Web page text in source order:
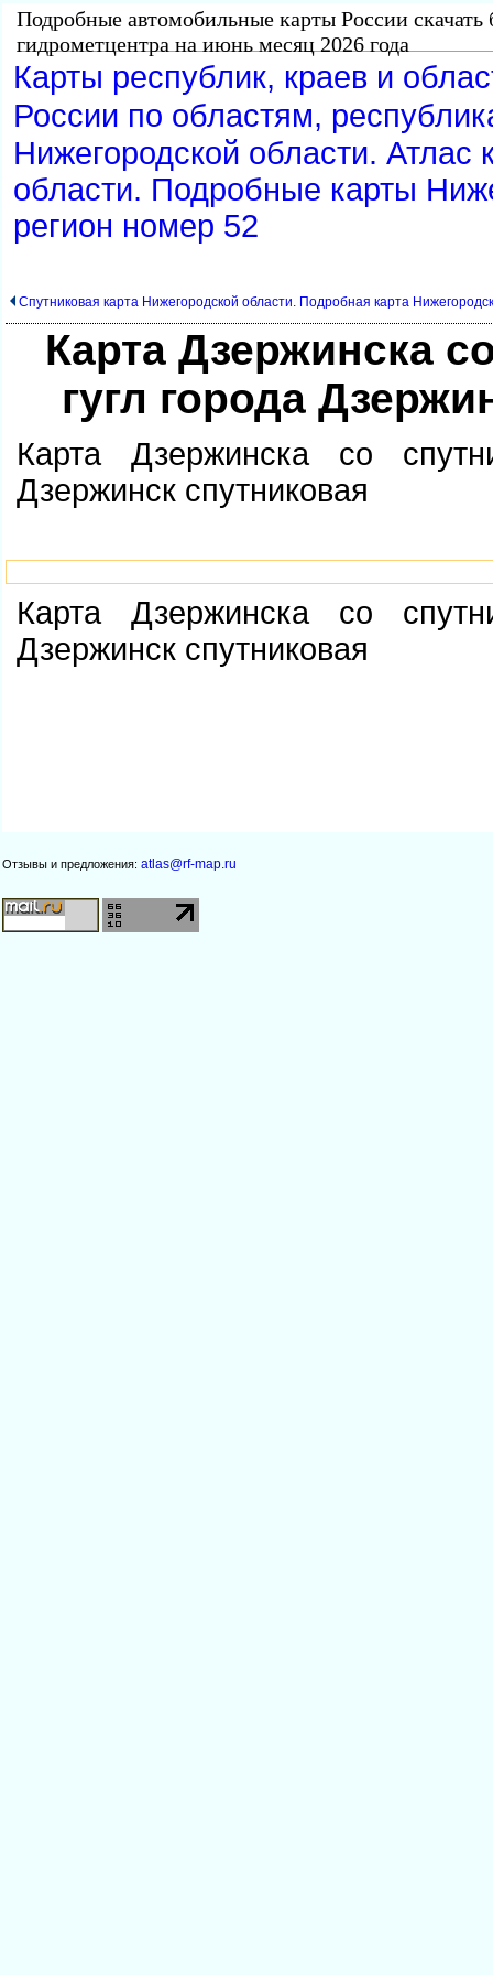
Подробные автомобильные карты России скачать
идрометцентра на июнь месяц 2026 года
Карты республик, краев и
России по областям,
Нижегородской области. Атлас
области. Подробные карты
регион номер 52
Спутниковая карта Нижегородской области. Подробная карта
Карта Дзержинска
угл города
Карта Дзержинска со
Дзержинск спутниковая
Карта Дзержинска со
Дзержинск спутниковая
Отзывы и предложения: atlas@rf-map.ru